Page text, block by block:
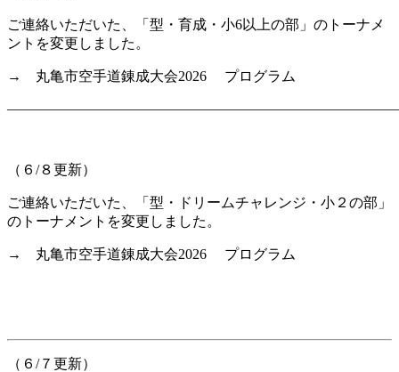
ご連絡いただいた、「型・育成・小6以上の部」のトーナメ
ントを変更しました。
→ 丸亀市空手道錬成大会2026 プログラム
（６/８更新）
ご連絡いただいた、「型・ドリームチャレンジ・小２の部」
のトーナメントを変更しました。
→ 丸亀市空手道錬成大会2026 プログラム
（６/７更新）